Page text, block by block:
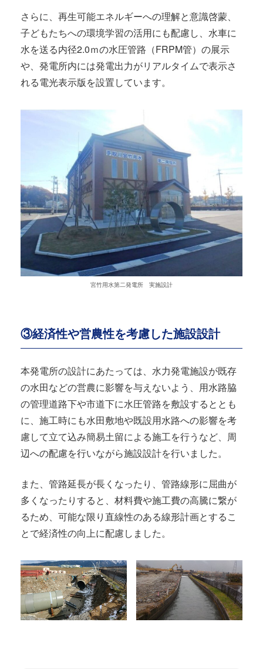
さらに、再生可能エネルギーへの理解と意識啓蒙、
子どもたちへの環境学習の活用にも配慮し、水車に
水を送る内径2.0ｍの水圧管路（FRPM管）の展示
や、発電所内には発電出力がリアルタイムで表示さ
れる電光表示版を設置しています。
宮竹用水第二発電所 実施設計
③経済性や営農性を考慮した施設設計
本発電所の設計にあたっては、水力発電施設が既存
の水田などの営農に影響を与えないよう、用水路脇
の管理道路下や市道下に水圧管路を敷設するととも
に、施工時にも水田敷地や既設用水路への影響を考
慮して立て込み簡易土留による施工を行うなど、周
辺への配慮を行いながら施設設計を行いました。
また、管路延長が長くなったり、管路線形に屈曲が
多くなったりすると、材料費や施工費の高騰に繋が
るため、可能な限り直線性のある線形計画とするこ
とで経済性の向上に配慮しました。